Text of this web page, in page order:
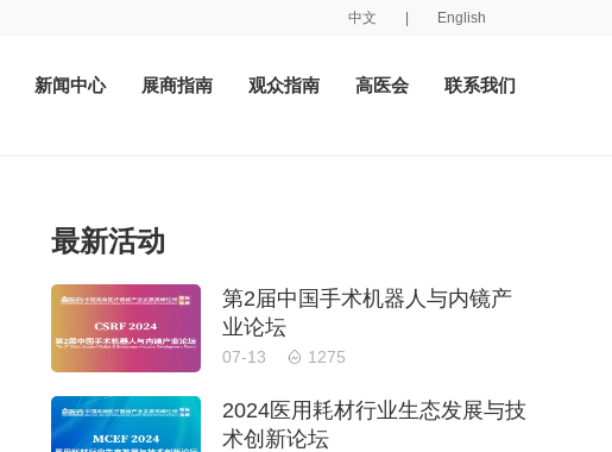
中文 English
新闻中心 展商指南 观众指南 高医会 联系我们
最新活动
第2届中国手术机器人与内镜产
业论坛
07-13 1275
2024医用耗材行业生态发展与技
术创新论坛